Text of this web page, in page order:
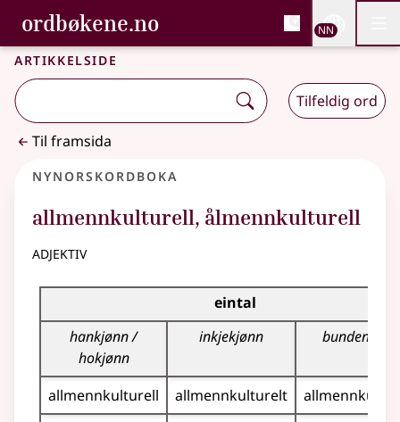
Gå til hovudinnhald
Tilgjenge
ordbøkene.no, Bokmålsordboka og
Bokmålsordboka og Nynorskordboka
NN
Artikkelside
Tilfeldig ord
Til framsida
Nynorskordboka
allmennkulturell, ålmennkulturell
adjektiv
Bøyningstabell for dette adjektivet
eintal
hankjønn /
hokjønn
inkjekjønn bunden
allmennkulturell allmennkulturelt